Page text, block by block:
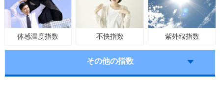
体感温度指数 不快指数 紫外線指数
その他の指数